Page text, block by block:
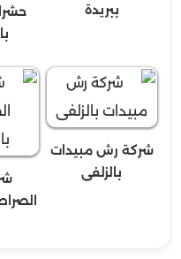
ببريدة
شركة رش مبيدات
بالزلفى